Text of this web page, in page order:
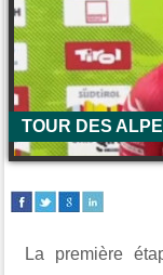
TOUR DES
La première